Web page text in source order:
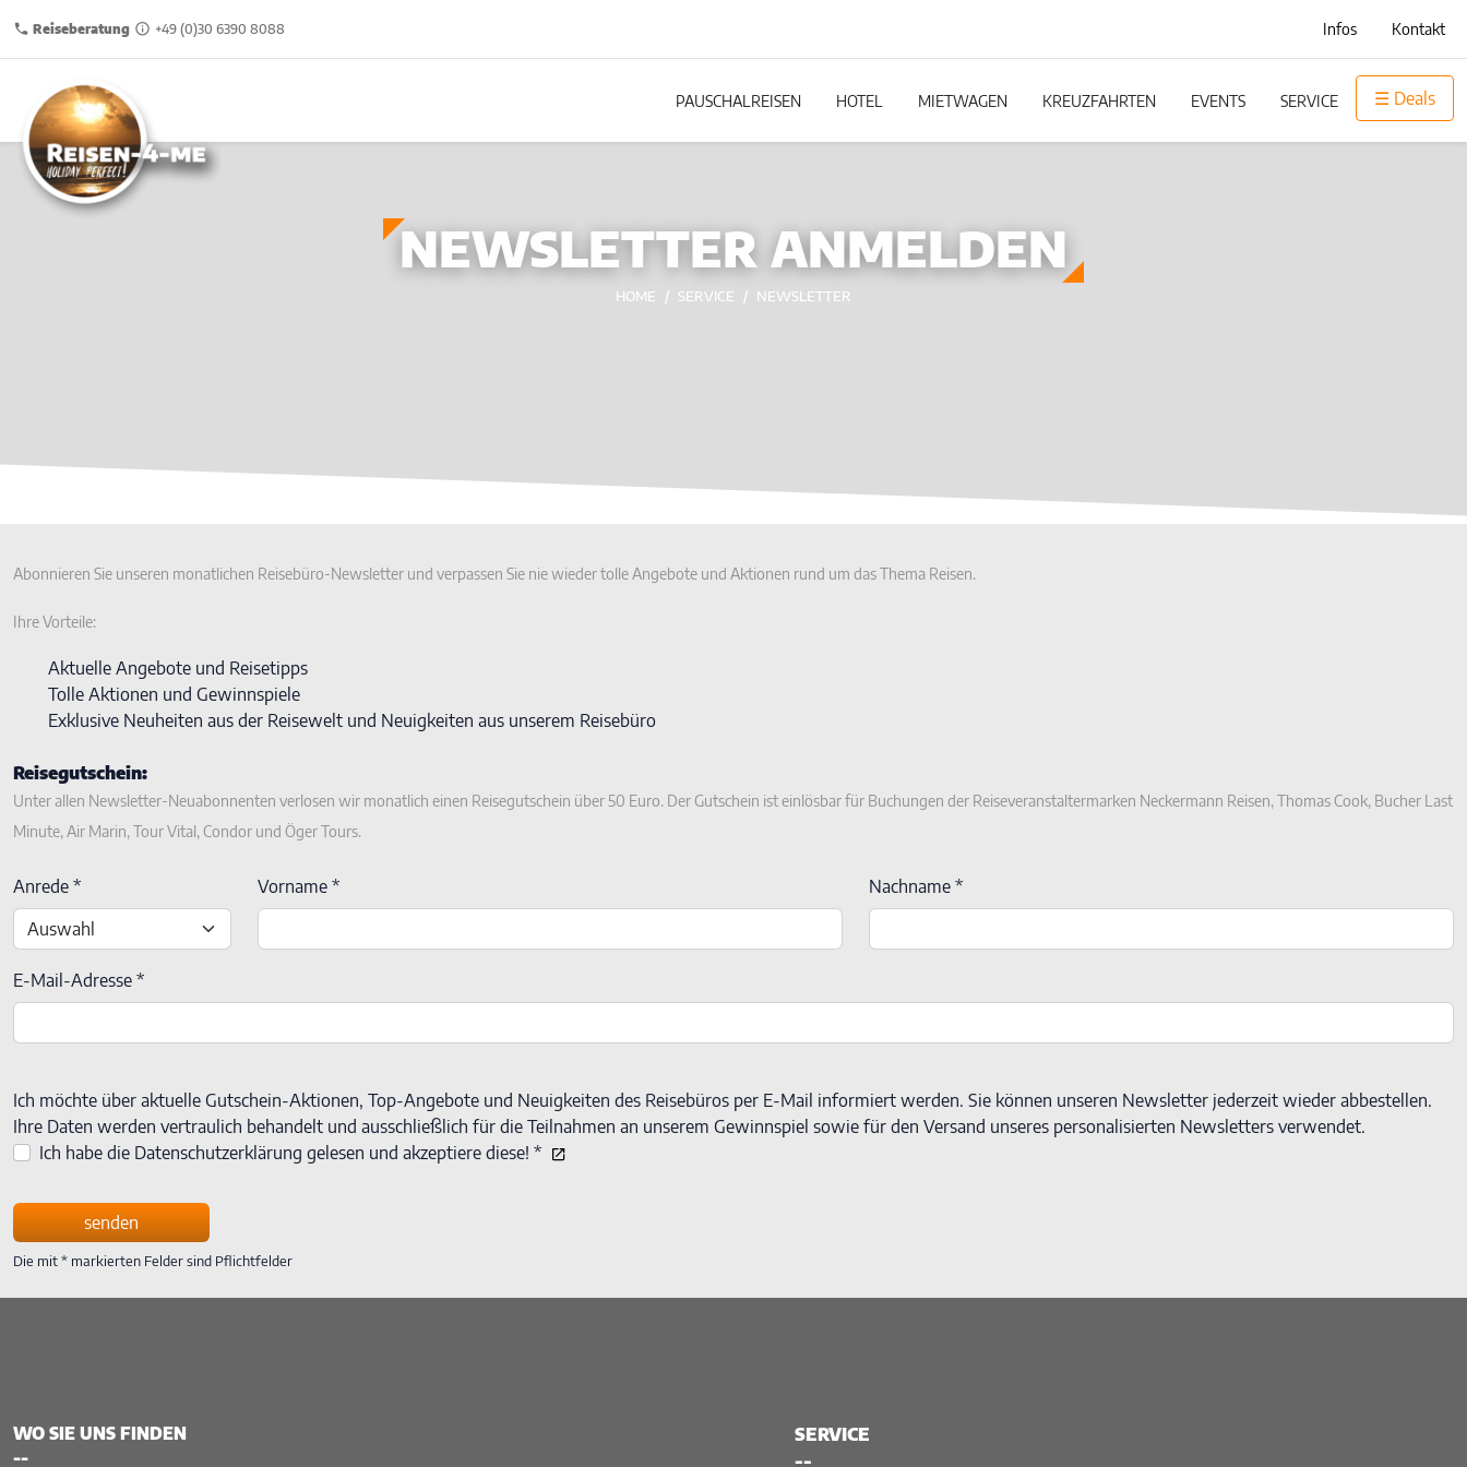
Reiseberatung +49 (0)30 6390 8088 Infos Kontakt
PAUSCHALREISEN HOTEL MIETWAGEN KREUZFAHRTEN EVENTS SERVICE ☰ Deals
NEWSLETTER ANMELDEN
HOME SERVICE NEWSLETTER
Abonnieren Sie unseren monatlichen Reisebüro-Newsletter und verpassen Sie nie wieder tolle Angebote und Aktionen rund um das Thema Reisen.
Ihre Vorteile:
Aktuelle Angebote und Reisetipps
Tolle Aktionen und Gewinnspiele
Exklusive Neuheiten aus der Reisewelt und Neuigkeiten aus unserem Reisebüro
Reisegutschein:
Unter allen Newsletter-Neuabonnenten verlosen wir monatlich einen Reisegutschein über 50 Euro. Der Gutschein ist einlösbar für Buchungen der Reiseveranstaltermarken Neckermann Reisen, Thomas Cook, Bucher Last
Minute, Air Marin, Tour Vital, Condor und Öger Tours.
Anrede * Vorname * Nachname *
E-Mail-Adresse *
Ich möchte über aktuelle Gutschein-Aktionen, Top-Angebote und Neuigkeiten des Reisebüros per E-Mail informiert werden. Sie können unseren Newsletter jederzeit wieder abbestellen.
Ihre Daten werden vertraulich behandelt und ausschließlich für die Teilnahmen an unserem Gewinnspiel sowie für den Versand unseres personalisierten Newsletters verwendet.
Ich habe die Datenschutzerklärung gelesen und akzeptiere diese! *
senden
Die mit * markierten Felder sind Pflichtfelder
WO SIE UNS FINDEN
--
SERVICE
--